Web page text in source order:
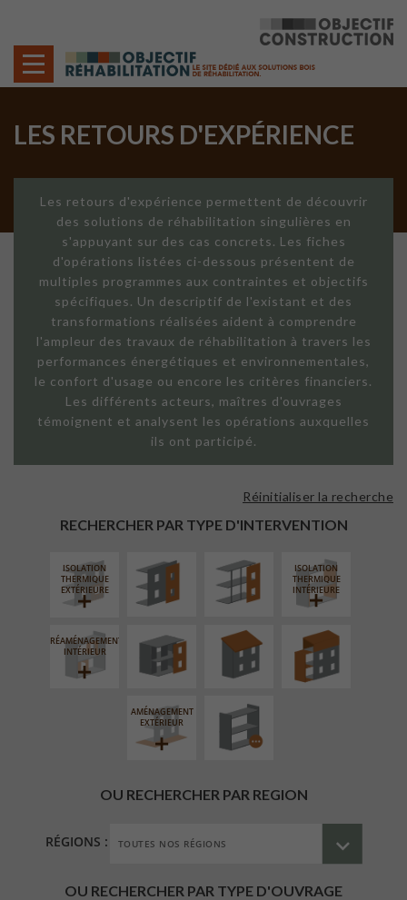
LES RETOURS D'EXPÉRIENCE
Les retours d'expérience permettent de découvrir
des solutions de réhabilitation singulières en
s'appuyant sur des cas concrets. Les fiches
d'opérations listées ci-dessous présentent de
multiples programmes aux contraintes et objectifs
spécifiques. Un descriptif de l'existant et des
transformations réalisées aident à comprendre
l'ampleur des travaux de réhabilitation à travers les
performances énergétiques et environnementales,
le confort d'usage ou encore les critères financiers.
Les différents acteurs, maîtres d'ouvrages
témoignent et analysent les opérations auxquelles
ils ont participé.
RECHERCHER PAR TYPE D'INTERVENTION
Réinitialiser la recherche
ISOLATION
THERMIQUE
EXTÉRIEURE
FAÇADE SUR
LINÉAIRE
ISOLATION
THERMIQUE
INTÉRIEURE
RÉAMÉNAGEMENT
INTÉRIEUR
FERMETURE
LOGGIAS
RÉFECTION DES
TOITURES
SURÉLÉVATION
EXTENSION
AMÉNAGEMENT
EXTÉRIEUR
PROCÉDÉ
PARTICULIER
OU RECHERCHER PAR REGION
RÉGIONS :
OU RECHERCHER PAR TYPE D'OUVRAGE